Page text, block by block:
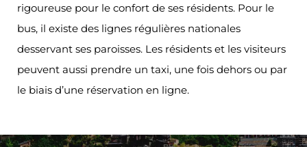
rigoureuse pour le confort de ses résidents. Pour le
bus, il existe des lignes régulières nationales
desservant ses paroisses. Les résidents et les visiteurs
peuvent aussi prendre un taxi, une fois dehors ou par
le biais d’une réservation en ligne.